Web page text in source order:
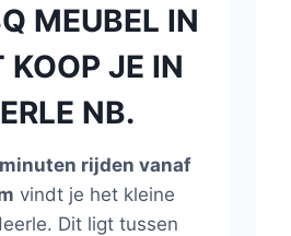
MEUBEL IN
KOOP JE IN
NB.
rijden vanaf
vindt je het kleine
Dit ligt tussen